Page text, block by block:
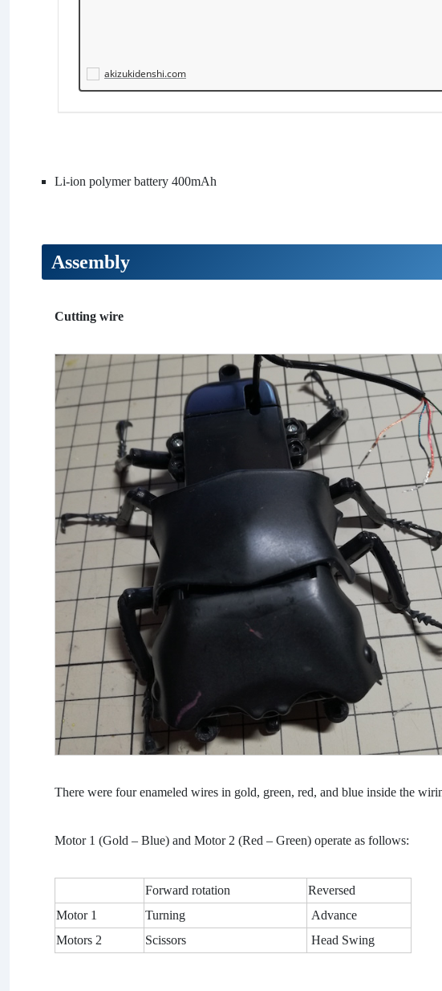
akizukidenshi.com
Li-ion polymer battery 400mAh
Assembly
Cutting wire
There were four enameled wires in gold, green, red, and blue inside the
Motor 1 (Gold – Blue) and Motor 2 (Red – Green) operate as follows:
Forward rotation
Reversed
Motor 1
Turning
Advance
Motors 2
Scissors Head Swing